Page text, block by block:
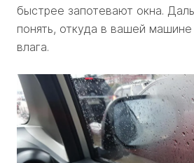
быстрее запотевают окна.
понять, откуда в вашей
влага.